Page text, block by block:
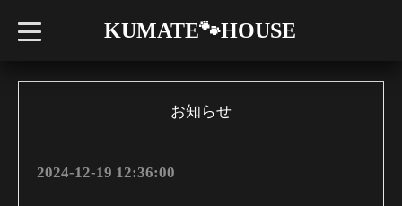
KUMATE🐾HOUSE
t
o
l
お知らせ
2024-12-19 12:36:00